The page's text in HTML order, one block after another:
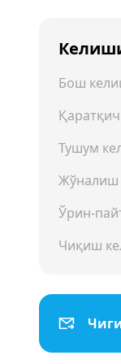
Бош
Тушум
Жўналиш
Ўрин-
Чиқиш